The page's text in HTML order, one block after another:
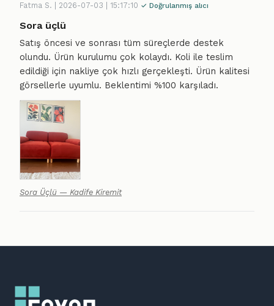
Fatma S. | 2026-07-03 | 15:17:10 ✓ Doğrulanmış alıcı
Sora üçlü
Satış öncesi ve sonrası tüm süreçlerde destek
olundu. Ürün kurulumu çok kolaydı. Koli ile teslim
edildiği için nakliye çok hızlı gerçekleşti. Ürün kalitesi
görsellerle uyumlu. Beklentimi %100 karşıladı.
Sora Üçlü — Kadife Kiremit